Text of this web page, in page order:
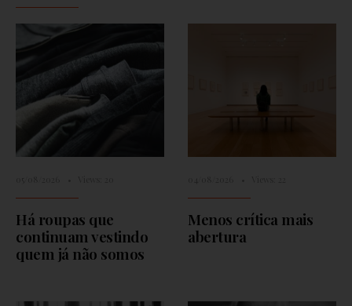
Há roupas que
continuam vestindo
quem já não somos
Menos crítica mais
abertura